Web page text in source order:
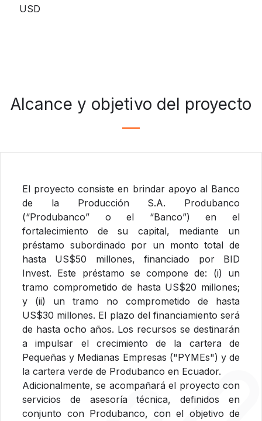
USD
Alcance y objetivo del proyecto
El proyecto consiste en brindar apoyo al Banco
de la Producción S.A. Produbanco
(“Produbanco” o el “Banco”) en el
fortalecimiento de su capital, mediante un
préstamo subordinado por un monto total de
hasta US$50 millones, financiado por BID
Invest. Este préstamo se compone de: (i) un
tramo comprometido de hasta US$20 millones;
y (ii) un tramo no comprometido de hasta
US$30 millones. El plazo del financiamiento será
de hasta ocho años. Los recursos se destinarán
a impulsar el crecimiento de la cartera de
Pequeñas y Medianas Empresas ("PYMEs") y de
la cartera verde de Produbanco en Ecuador.
Adicionalmente, se acompañará el proyecto con
servicios de asesoría técnica, definidos en
conjunto con Produbanco, con el objetivo de